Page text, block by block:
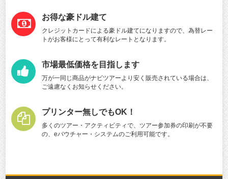
お得な豪ドル建て
クレジットカードによる豪ドル建てになりますので、為替レー
トがお客様にとって有利なレートとなります。
市場最低価格を目指します
万が一同じ商品がナビツアーより安く販売されている場合は、
ご遠慮なくお知らせください。
プリンター無しでもOK！
多くのツアー・アクティビティで、ツアー参加券の印刷が不要
の、eバウチャー・システムのご利用可能です。